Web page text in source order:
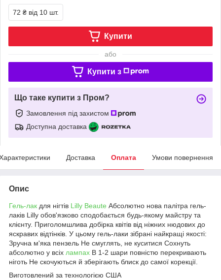
72 ₴ від 10 шт.
Купити
або
Купити з
Що таке купити з Пром?
Замовлення під захистом
Доступна доставка
Доставка Оплата Умови повернення
Опис
Гель-лак для нігтів Lilly Beaute Абсолютно нова палітра гель-
лаків Lilly обов'язково сподобається будь-якому майстру та
клієнту. Приголомшлива добірка квітів від ніжних нюдових до
яскравих відтінків. У цьому гель-лаки зібрані найкращі якості:
Зручна м'яка пензель Не смуглять, не куситися Сохнуть
абсолютно у всіх лампах В 1-2 шари повністю перекривають
ніготь Не скочуються й зберігають блиск до самої корекції.
Виготовлений за технологією США